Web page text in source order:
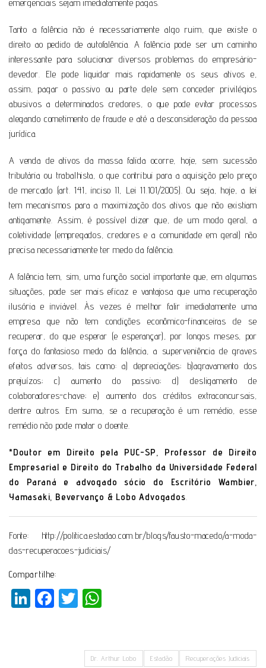
emergenciais sejam imediatamente pagas.
Tanto a falência não é necessariamente algo ruim, que existe o
direito ao pedido de autofalência. A falência pode ser um caminho
interessante para solucionar diversos problemas do empresário-
devedor. Ele pode liquidar mais rapidamente os seus ativos e,
assim, pagar o passivo ou parte dele sem conceder privilégios
abusivos a determinados credores, o que pode evitar processos
alegando cometimento de fraude e até a desconsideração da pessoa
jurídica.
A venda de ativos da massa falida ocorre, hoje, sem sucessão
tributária ou trabalhista, o que contribui para a aquisição pelo preço
de mercado (art. 141, inciso II, Lei 11.101/2005). Ou seja, hoje, a lei
tem mecanismos para a maximização dos ativos que não existiam
antigamente. Assim, é possível dizer que, de um modo geral, a
coletividade (empregados, credores e a comunidade em geral) não
precisa necessariamente ter medo da falência.
A falência tem, sim, uma função social importante que, em algumas
situações, pode ser mais eficaz e vantajosa que uma recuperação
ilusória e inviável. Às vezes é melhor falir imediatamente uma
empresa que não tem condições econômico-financeiras de se
recuperar, do que esperar (e esperançar), por longos meses, por
força do fantasioso medo da falência, a superveniência de graves
efeitos adversos, tais como: a) depreciações; b)agravamento dos
prejuízos; c) aumento do passivo; d) desligamento de
colaboradores-chave; e) aumento dos créditos extraconcursais,
dentre outros. Em suma, se a recuperação é um remédio, esse
remédio não pode matar o doente.
*Doutor em Direito pela PUC-SP, Professor de Direito
Empresarial e Direito do Trabalho da Universidade Federal
do Paraná e advogado sócio do Escritório Wambier,
Yamasaki, Bevervanço & Lobo Advogados
Fonte: http://politica.estadao.com.br/blogs/fausto-macedo/a-moda-
das-recuperacoes-judiciais/
Compartilhe:
LinkedIn
Facebook
Twitter
Dr. Arthur Lobo Estadão Recuperações Judiciais